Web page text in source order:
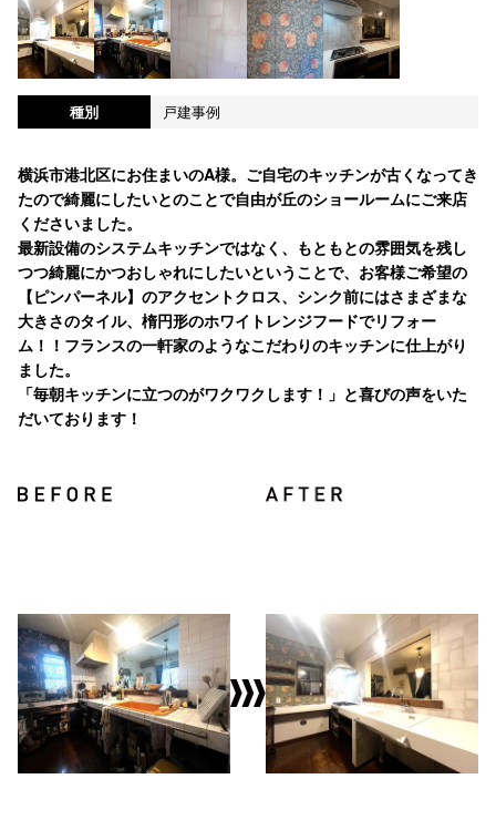
種別 戸建事例
横浜市港北区にお住まいのA様。ご自宅のキッチンが古くなってき
たので綺麗にしたいとのことで自由が丘のショールームにご来店
くださいました。
最新設備のシステムキッチンではなく、もともとの雰囲気を残し
つつ綺麗にかつおしゃれにしたいということで、お客様ご希望の
【ピンパーネル】のアクセントクロス、シンク前にはさまざまな
大きさのタイル、楕円形のホワイトレンジフードでリフォー
ム！！フランスの一軒家のようなこだわりのキッチンに仕上がり
ました。
「毎朝キッチンに立つのがワクワクします！」と喜びの声をいた
だいております！